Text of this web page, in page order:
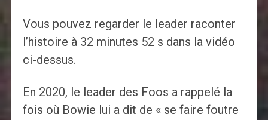
Vous pouvez regarder le leader raconter
l’histoire à 32 minutes 52 s dans la vidéo
ci-dessus.
En 2020, le leader des Foos a rappelé la
fois où Bowie lui a dit de « se faire foutre